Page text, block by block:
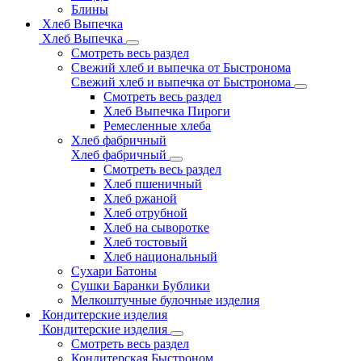
Блины
Хлеб Выпечка
Хлеб Выпечка
Смотреть весь раздел
Свежий хлеб и выпечка от Быстронома
Свежий хлеб и выпечка от Быстронома
Смотреть весь раздел
Хлеб Выпечка Пироги
Ремесленные хлеба
Хлеб фабричный
Хлеб фабричный
Смотреть весь раздел
Хлеб пшеничный
Хлеб ржаной
Хлеб отрубной
Хлеб на сыворотке
Хлеб тостовый
Хлеб национальный
Сухари Батоны
Сушки Баранки Бублики
Мелкоштучные булочные изделия
Кондитерские изделия
Кондитерские изделия
Смотреть весь раздел
Кондитерская Быстроном